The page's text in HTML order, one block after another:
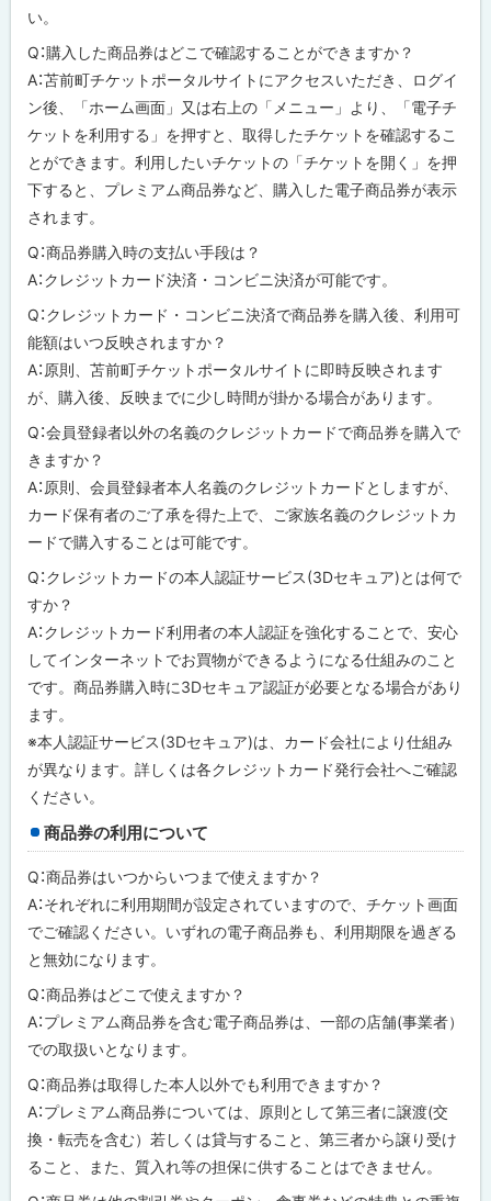
い。
Q：購入した商品券はどこで確認することができますか？
A：苫前町チケットポータルサイトにアクセスいただき、ログイ
ン後、「ホーム画面」又は右上の「メニュー」より、「電子チ
ケットを利用する」を押すと、取得したチケットを確認するこ
とができます。利用したいチケットの「チケットを開く」を押
下すると、プレミアム商品券など、購入した電子商品券が表示
されます。
Q：商品券購入時の支払い手段は？
A：クレジットカード決済・コンビニ決済が可能です。
Q：クレジットカード・コンビニ決済で商品券を購入後、利用可
能額はいつ反映されますか？
A：原則、苫前町チケットポータルサイトに即時反映されます
が、購入後、反映までに少し時間が掛かる場合があります。
Q：会員登録者以外の名義のクレジットカードで商品券を購入で
きますか？
A：原則、会員登録者本人名義のクレジットカードとしますが、
カード保有者のご了承を得た上で、ご家族名義のクレジットカ
ードで購入することは可能です。
Q：クレジットカードの本人認証サービス(3Dセキュア)とは何で
すか？
A：クレジットカード利用者の本人認証を強化することで、安心
してインターネットでお買物ができるようになる仕組みのこと
です。商品券購入時に3Dセキュア認証が必要となる場合があり
ます。
※本人認証サービス(3Dセキュア)は、カード会社により仕組み
が異なります。詳しくは各クレジットカード発行会社へご確認
ください。
商品券の利用について
Q：商品券はいつからいつまで使えますか？
A：それぞれに利用期間が設定されていますので、チケット画面
でご確認ください。いずれの電子商品券も、利用期限を過ぎる
と無効になります。
Q：商品券はどこで使えますか？
A：プレミアム商品券を含む電子商品券は、一部の店舗(事業者）
での取扱いとなります。
Q：商品券は取得した本人以外でも利用できますか？
A：プレミアム商品券については、原則として第三者に譲渡(交
換・転売を含む）若しくは貸与すること、第三者から譲り受け
ること、また、質入れ等の担保に供することはできません。